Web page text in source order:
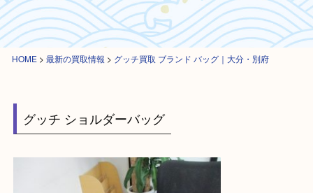
HOME
グッチ ショルダーバッグ